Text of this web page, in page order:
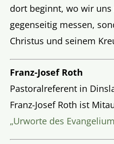
dort beginnt, wo wir
gegenseitig messen,
Christus und seinem
Franz-Josef Roth
Pastoralreferent in
Franz-Josef Roth ist
„Urworte des